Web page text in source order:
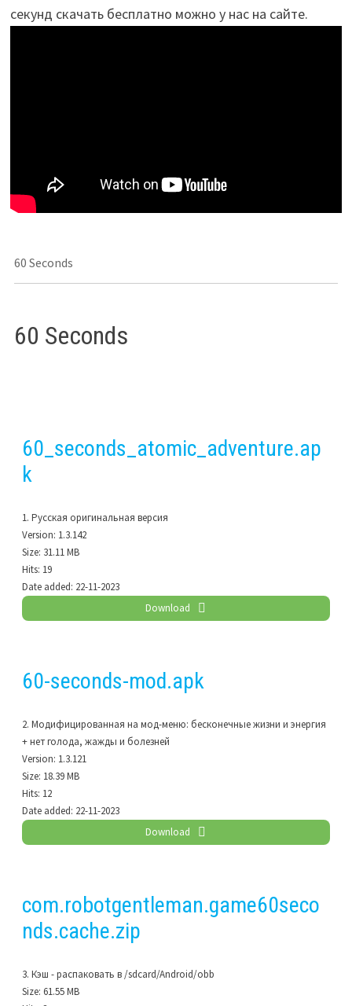
секунд скачать бесплатно можно у нас на сайте.
60 Seconds
60 Seconds
60_seconds_atomic_adventure.ap
k
1. Русская оригинальная версия
Version: 1.3.142
Size: 31.11 MB
Hits: 19
Date added: 22-11-2023
Download
60-seconds-mod.apk
2. Модифицированная на мод-меню: бесконечные жизни и энергия
+ нет голода, жажды и болезней
Version: 1.3.121
Size: 18.39 MB
Hits: 12
Date added: 22-11-2023
Download
com.robotgentleman.game60seco
nds.cache.zip
3. Кэш - распаковать в /sdcard/Android/obb
Size: 61.55 MB